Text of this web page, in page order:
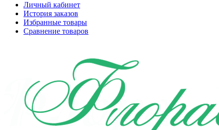
Личный кабинет
История заказов
Избранные товары
Сравнение товаров